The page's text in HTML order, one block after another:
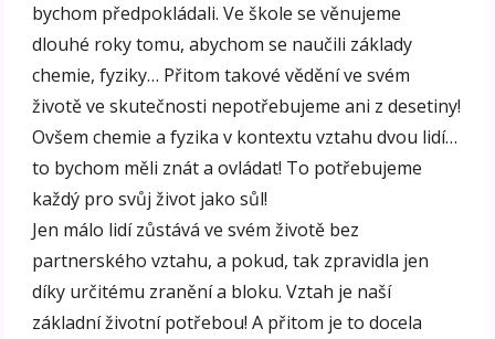
bychom předpokládali. Ve škole se věnujeme
dlouhé roky tomu, abychom se naučili základy
chemie, fyziky… Přitom takové vědění ve svém
životě ve skutečnosti nepotřebujeme ani z desetiny!
Ovšem chemie a fyzika v kontextu vztahu dvou lidí…
to bychom měli znát a ovládat! To potřebujeme
každý pro svůj život jako sůl!
Jen málo lidí zůstává ve svém životě bez
partnerského vztahu, a pokud, tak zpravidla jen
díky určitému zranění a bloku. Vztah je naší
základní životní potřebou! A přitom je to docela